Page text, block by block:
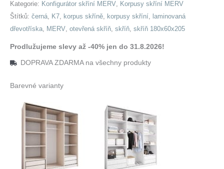
Kategorie: Konfigurátor skříní MERV, Korpusy skříní MERV
Štítků: černá, K7, korpus skříně, korpusy skříní, laminovaná
dřevotříska, MERV, otevřená skříň, skříň, skříň 180x60x205
Prodlužujeme slevy až -40% jen do 31.8.2026!
DOPRAVA ZDARMA na všechny produkty
Barevné varianty